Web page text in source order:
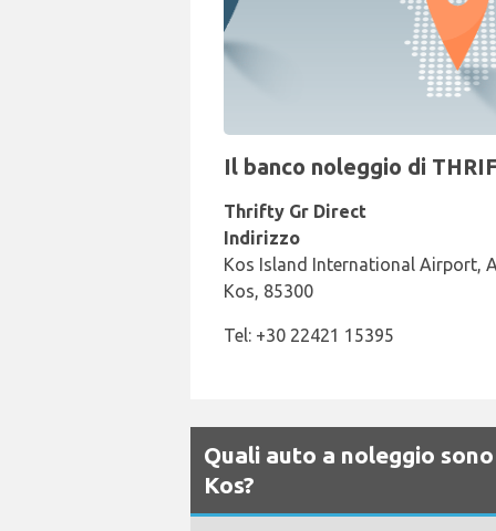
Il banco noleggio di
Thrifty Gr Direct
Indirizzo
Kos Island International Airport,
Kos, 85300
Tel: +30 22421 15395
Quali auto a noleggio
Kos?